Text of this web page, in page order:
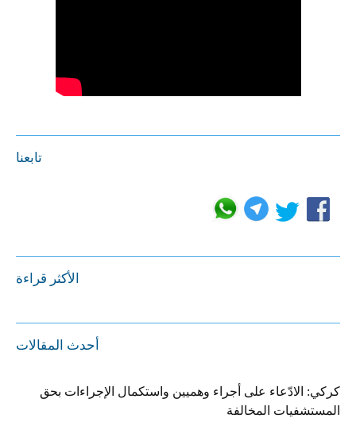
تابعنا
الأكثر قراءة
أحدث المقالات
كركي: الادّعاء على أجراء وهميين واستكمال الإجراءات بحق
المستشفيات المخالفة